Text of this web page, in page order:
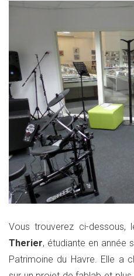
Vous trouverez ci-dessous,
Therier, étudiante en année
Patrimoine du Havre. Elle a